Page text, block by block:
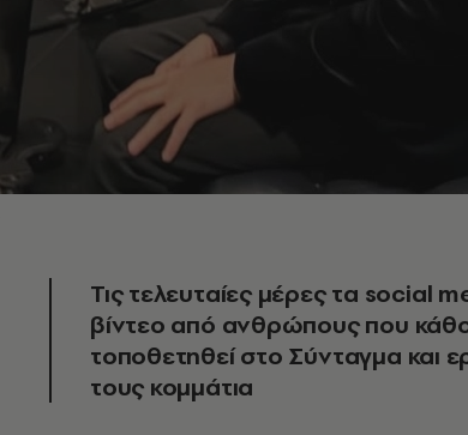
Τις τελευταίες μέρες τα social
βίντεο από ανθρώπους που
τοποθετηθεί στο Σύνταγμα και
τους κομμάτια